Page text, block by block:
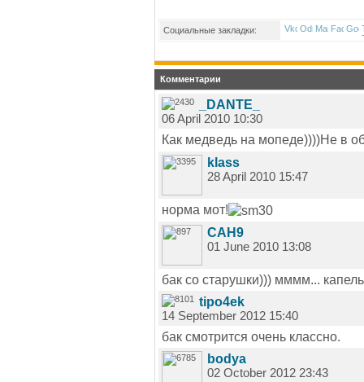
Социальные закладки:
Комментарии
_DANTE_
06 April 2010 10:30
Как медведь на мопеде))))Не в
klass
28 April 2010 15:47
норма мот!
CAH9
01 June 2010 13:08
бак со старушки))) мммм...
tipo4ek
14 September 2012 15:40
бак смотрится очень классно.
bodya
02 October 2012 23:43